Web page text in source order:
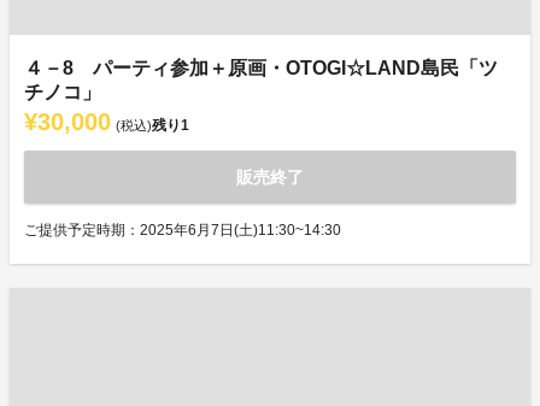
４－8 パーティ参加＋原画・OTOGI☆LAND島民「ツ
チノコ」
¥30,000 (税込)残り1
販売終了
ご提供予定時期：2025年6月7日(土)11:30~14:30